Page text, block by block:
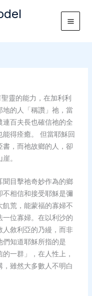
Main
靈的能力，在加利利
的人「稱讚」祂，當
百夫長也確信祂的全
得痊癒。 但當耶穌回
，而祂故鄉的人，卻
。
聞目擊祂奇妙作為的鄉
相信和接受耶穌是彌
荒，能蒙福的寡婦不
位寡婦。在以利沙的
人敘利亞的乃縵，而非
們知道耶穌所指的是
一群」，在人性上，
雖然大多數人不明白